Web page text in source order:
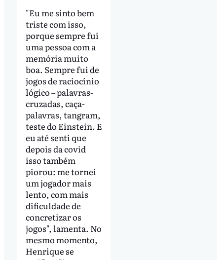
"Eu me sinto bem
triste com isso,
porque sempre fui
uma pessoa com a
memória muito
boa. Sempre fui de
jogos de raciocínio
lógico – palavras-
cruzadas, caça-
palavras, tangram,
teste do Einstein. E
eu até senti que
depois da covid
isso também
piorou: me tornei
um jogador mais
lento, com mais
dificuldade de
concretizar os
jogos", lamenta. No
mesmo momento,
Henrique se